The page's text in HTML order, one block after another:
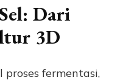
Dari
3D
proses fermentasi,